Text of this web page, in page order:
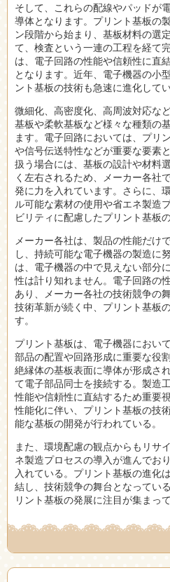
そして、これらの配線やパッドが
導体となります。プリント基板の
ン段階から始まり、基板材料の選
て、検査という一連の工程を経て
は、電子回路の性能や信頼性に直
となります。近年、電子機器の小
ント基板の技術も急速に進化してい
微細化、高密度化、高周波対応な
基板や柔軟基板など様々な種類の
ます。電子回路においては、プリ
や信号伝送特性などが重要な要素
扱う場合には、基板の設計や材料
く左右されるため、メーカー各社
発に力を入れています。さらに、
ル可能な素材の使用や省エネ製造
ビリティに配慮したプリント基板
メーカー各社は、製品の性能だけ
し、持続可能な電子機器の製造に
は、電子機器の中で見えない部分
性は計り知れません。電子回路の
あり、メーカー各社の技術競争の
技術革新が続く中、プリント基板
す。
プリント基板は、電子機器におい
部品の配置や回路形成に重要な役
絶縁体の基板表面に導体が形成さ
て電子部品同士を接続する。製造
性能や信頼性に直結するため重要
性能化に伴い、プリント基板の技
能な基板の開発が行われている。
また、環境配慮の観点からもリサ
ネ製造プロセスの導入が進んでお
入れている。プリント基板の進化
結し、技術競争の舞台となってい
リント基板の発展に注目が集まって